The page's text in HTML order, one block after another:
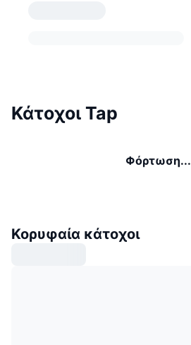
Κάτοχοι Tap
Φόρτωση...
Κορυφαία κάτοχοι